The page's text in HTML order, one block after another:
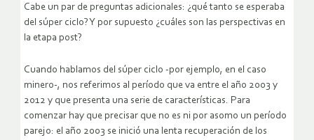
Cabe un par de preguntas adicionales: ¿qué tanto se esperaba
del súper ciclo? Y por supuesto ¿cuáles son las perspectivas en
la etapa post?
Cuando hablamos del súper ciclo -por ejemplo, en el caso
minero-, nos referimos al período que va entre el año 2003 y
2012 y que presenta una serie de características. Para
comenzar hay que precisar que no es ni por asomo un período
parejo: el año 2003 se inició una lenta recuperación de los